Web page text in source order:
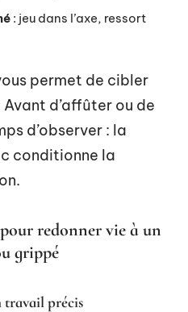
: jeu dans l’axe, ressort
permet de cibler
d’affûter ou de
d’observer : la
conditionne la
pour redonner vie à un
grippé
travail précis